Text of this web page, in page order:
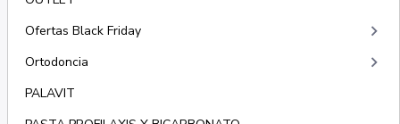
Ofertas Black Friday
keyboard_arrow_right
Ortodoncia keyboard_arrow_right
PALAVIT